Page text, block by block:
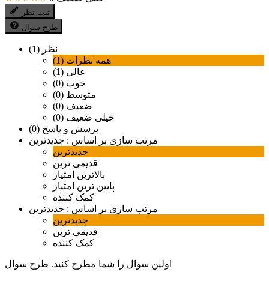
ثبت نظر
طرح سوال
نظر (1)
همه نظرات (1)
عالی (1)
خوب (0)
متوسط (0)
ضعیف (0)
خیلی ضعیف (0)
پرسش و پاسخ (0)
مرتب سازی بر اساس : جدیدترین
جدیدترین
قدیمی ترین
بالاترین امتیاز
پایین ترین امتیاز
کمک کننده
مرتب سازی بر اساس : جدیدترین
جدیدترین
قدیمی ترین
کمک کننده
اولین سوال را شما مطرح کنید. طرح سوال